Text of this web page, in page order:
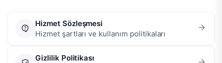
Hizmet Sözleşmesi
Hizmet şartları ve kullanım politikaları
Gizlilik Politikası